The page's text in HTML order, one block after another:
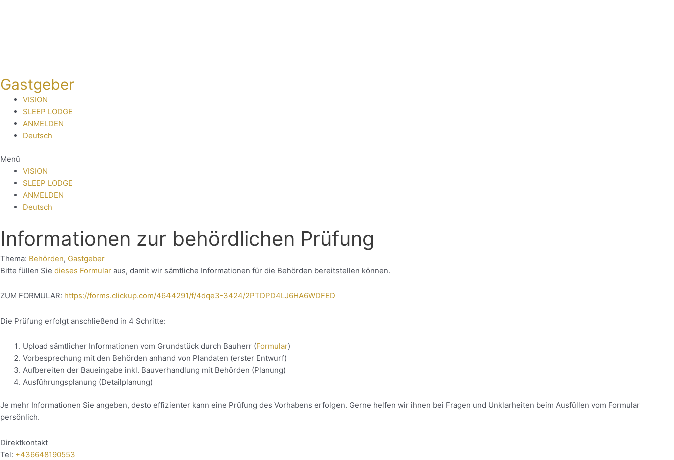
Gastgeber
VISION
SLEEP LODGE
ANMELDEN
Deutsch
Menü
VISION
SLEEP LODGE
ANMELDEN
Deutsch
Informationen zur behördlichen Prüfung
Thema: Behörden, Gastgeber
Bitte füllen Sie dieses Formular aus, damit wir sämtliche Informationen für die Behörden bereitstellen können.
ZUM FORMULAR: https://forms.clickup.com/4644291/f/4dqe3-3424/2PTDPD4LJ6HA6WDFED
Die Prüfung erfolgt anschließend in 4 Schritte:
Upload sämtlicher Informationen vom Grundstück durch Bauherr (Formular)
Vorbesprechung mit den Behörden anhand von Plandaten (erster Entwurf)
Aufbereiten der Baueingabe inkl. Bauverhandlung mit Behörden (Planung)
Ausführungsplanung (Detailplanung)
Je mehr Informationen Sie angeben, desto effizienter kann eine Prüfung des Vorhabens erfolgen. Gerne helfen wir ihnen bei Fragen und Unklarheiten beim Ausfüllen vom Formular
persönlich.
Direktkontakt
Tel: +436648190553